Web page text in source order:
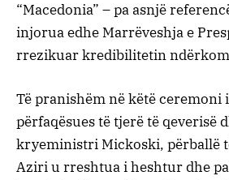
“Macedonia” – pa asnjë
injorua edhe Marrëveshja e
rrezikuar kredibilitetin
Të pranishëm në këtë ceremoni
përfaqësues të tjerë të qeverisë
kryeministri Mickoski, përballë
Aziri u rreshtua i heshtur dhe